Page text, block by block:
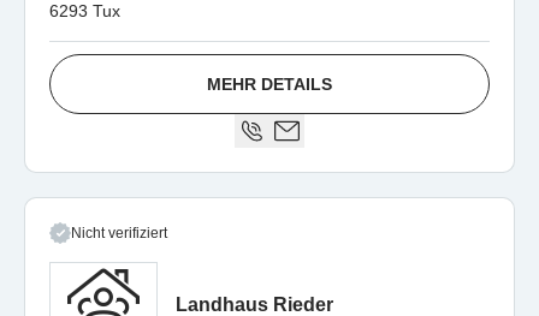
6293 Tux
MEHR DETAILS
Nicht verifiziert
Landhaus Rieder